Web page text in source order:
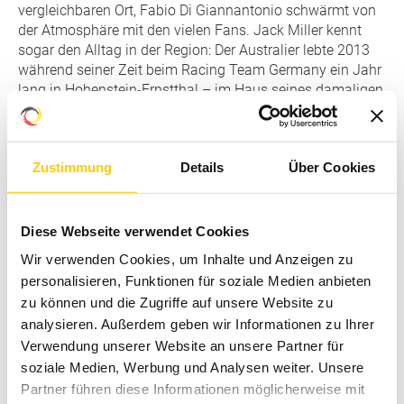
Zustimmung Details Über Cookies
Diese Webseite verwendet Cookies
Wir verwenden Cookies, um Inhalte und Anzeigen zu
personalisieren, Funktionen für soziale Medien anbieten
zu können und die Zugriffe auf unsere Website zu
analysieren. Außerdem geben wir Informationen zu Ihrer
Verwendung unserer Website an unsere Partner für
soziale Medien, Werbung und Analysen weiter. Unsere
Partner führen diese Informationen möglicherweise mit
vergleichbaren Ort, Fabio Di Giannantonio schwärmt von
der Atmosphäre mit den vielen Fans. Jack Miller kennt
sogar den Alltag in der Region: Der Australier lebte 2013
während seiner Zeit beim Racing Team Germany ein Jahr
lang in Hohenstein-Ernstthal – im Haus seines damaligen
Teamchefs Dirk Heidolf.
unmittelbar vor dem Start: Am Sonntag singt die beliebte
Sängerin und Schauspielerin Yvonne Catterfeld die
Motorradfahrer der Welt die Rennstrecke übernehmen. Ein
Grand Prix, der international längst zu den Topterminen
der Weltmeisterschaft zählt – und 2027 den nächsten
Grund zum Feiern liefert: 100 Jahre Sachsenring.